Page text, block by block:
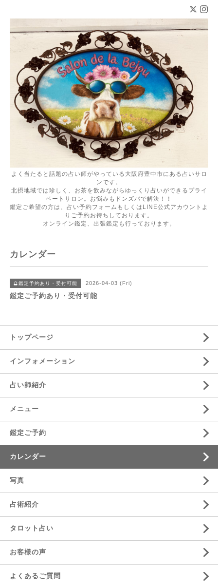
よく当たると話題の占い師がやっている大阪府豊中市にある占いサロ
ンです。
北摂地域では珍しく、お茶を飲みながらゆっくり占いができるプライ
ベートサロン。お悩みもドンズバで解決！！
鑑定ご希望の方は、占い予約フォームもしくはLINE公式アカウントよ
りご予約お待ちしております。
オンライン鑑定、出張鑑定も行っております。
カレンダー
🔮鑑定予約あり・受付可能 2026-04-03 (Fri)
鑑定ご予約あり・受付可能
トップページ
インフォメーション
占い師紹介
メニュー
鑑定ご予約
カレンダー
写真
占術紹介
タロット占い
お客様の声
よくあるご質問